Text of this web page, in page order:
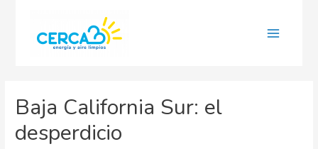
Baja California Sur: el
desperdicio